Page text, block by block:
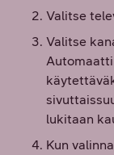
Valitse
Valitse
lukitaan
Kun